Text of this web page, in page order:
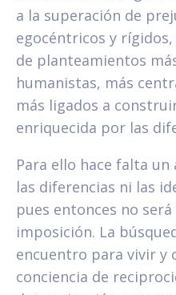
a la superación de
egocéntricos y
de planteamientos
humanistas, más
más ligados a
enriquecida por las
Para ello hace falta
las diferencias ni las
pues entonces no
imposición. La
encuentro para vivir y
conciencia de